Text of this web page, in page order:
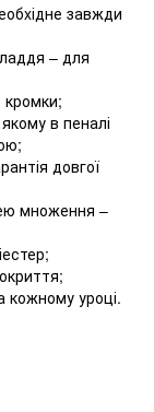
завжди
– для
кромки;
в пеналі
довгої
множення –
кожному уроці.